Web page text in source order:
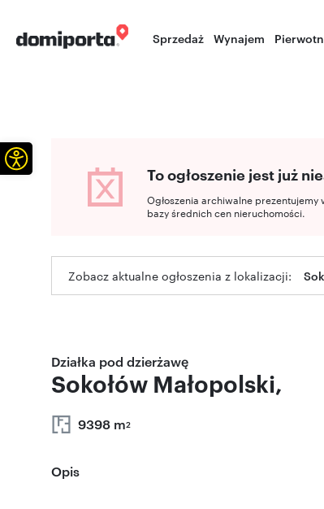
Sprzedaż Wynajem
To ogłoszenie jest już
Ogłoszenia archiwalne
bazy średnich cen nieruchomości.
Zobacz aktualne ogłoszenia z lokalizacji:
Działka pod dzierżawę
Sokołów Małopolski,
9398 m2
Opis
Otwórz pasek narzędzi